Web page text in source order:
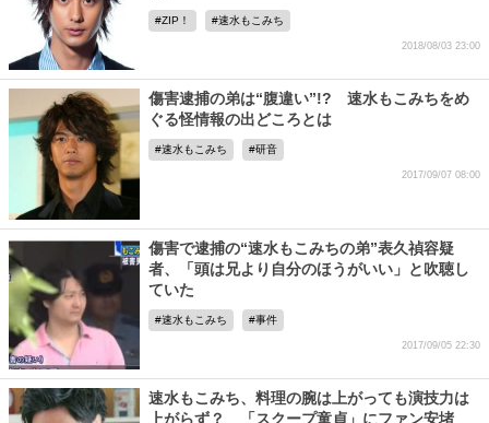
ZIP！ 速水もこみち
2018/08/03 23:00
傷害逮捕の弟は“腹違い”!? 速水もこみちをめ
ぐる怪情報の出どころとは
速水もこみち 研音
2017/09/07 08:00
傷害で逮捕の“速水もこみちの弟”表久禎容疑
者、「頭は兄より自分のほうがいい」と吹聴し
ていた
速水もこみち 事件
2017/09/05 22:30
速水もこみち、料理の腕は上がっても演技力は
上がらず？ 「スクープ童貞」にファン安堵